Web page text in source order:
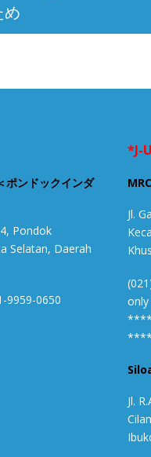
め
ンドックインダ
Pondok
Selatan, Daerah
9959-0650
*J-
Jl.
Jl.